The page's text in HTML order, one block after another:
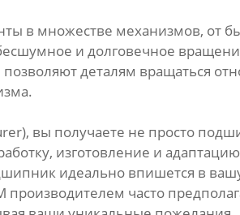
в множестве механизмов, от
и долговечное
деталям вращаться
вы получаете не просто
изготовление и
идеально впишется в
часто